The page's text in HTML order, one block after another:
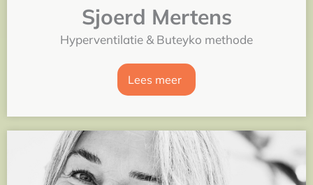
Sjoerd Mertens
Hyperventilatie & Buteyko methode
Lees meer